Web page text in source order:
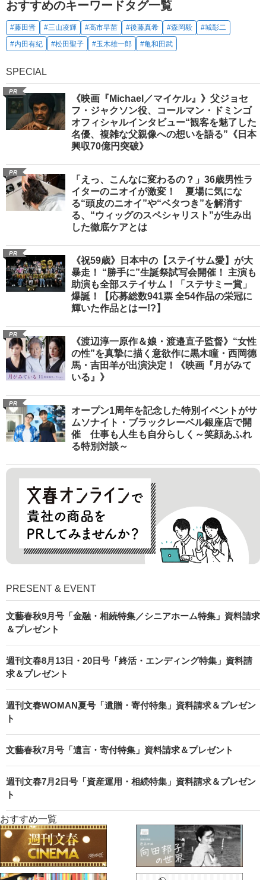
おすすめのキーワードタグ一覧
#藤田晋 #三山凌輝 #高市早苗 #後藤真希 #森岡毅
#城彰二
#内田有紀
#松田聖子 #玉木雄一郎 #亀和田武
SPECIAL
PR
《映画『Michael／マイケル』》父ジョセ
フ・ジャクソン役、コールマン・ドミンゴ
オフィシャルインタビュー“観客を魅了した
名優、複雑な父親像への想いを語る”《日本
興収70億円突破》
PR
「えっ、こんなに変わるの？」36歳男性ラ
イターのニオイが激変！ 夏場に気にな
る“頭皮のニオイ”や“ベタつき”を解消す
る、“ウィッグのスペシャリスト”が生み出
した徹底ケアとは
PR
《祝59歳》日本中の【ステイサム愛】が大
暴走！ “勝手に”生誕祭試写会開催！ 主演も
助演も全部ステイサム！「ステサミー賞」
爆誕！【応募総数941票 全54作品の栄冠に
輝いた作品とはー!?】
PR
《渡辺淳一原作＆娘・渡邉直子監督》“女性
の性”を真摯に描く意欲作に黒木瞳・西岡德
馬・吉田羊が出演決定！《映画『月がみて
いる』》
PR
オープン1周年を記念した特別イベントがサ
ムソナイト・ブラックレーベル銀座店で開
催 仕事も人生も自分らしく～笑顔あふれ
る特別対談～
PRESENT & EVENT
文藝春秋9月号「金融・相続特集／シニアホーム特集」資料請求
＆プレゼント
週刊文春8月13日・20日号「終活・エンディング特集」資料請
求＆プレゼント
週刊文春WOMAN夏号「遺贈・寄付特集」資料請求＆プレゼン
ト
文藝春秋7月号「遺言・寄付特集」資料請求＆プレゼント
週刊文春7月2日号「資産運用・相続特集」資料請求＆プレゼン
ト
おすすめ一覧